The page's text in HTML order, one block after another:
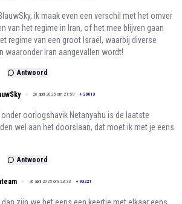
ik maak even een verschil met het omver
van het regime in Iran, of het mee blijven gaan
regime van een groot Israël, waarbij diverse
waaronder Iran aangevallen wordt!
Antwoord
26 april 2025 om 21:59 + 20013
onder oorlogshavik Netanyahu is de laatste
wel aan het doorslaan, dat moet ik met je eens
Antwoord
26 april 2025 om 23:33 + 93221